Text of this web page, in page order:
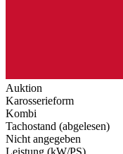
Auktion
Karosserieform
Kombi
Tachostand (abgelesen)
Nicht angegeben